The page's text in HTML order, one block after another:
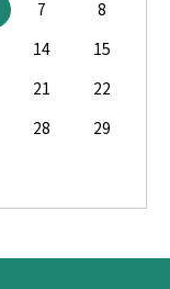
7
8
14
15
21
22
28
29